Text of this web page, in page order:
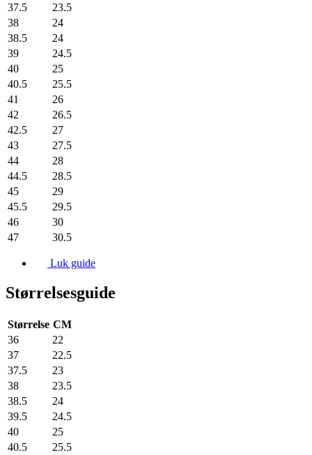
37.5
23.5
38
24
38.5
24
39
24.5
40
25
40.5
25.5
41
26
42
26.5
42.5
27
43
27.5
44
28
44.5
28.5
45
29
45.5
29.5
46
30
47
30.5
Luk guide
Størrelsesguide
Størrelse CM
36
22
37
22.5
37.5
23
38
23.5
38.5
24
39.5
24.5
40
25
40.5
25.5